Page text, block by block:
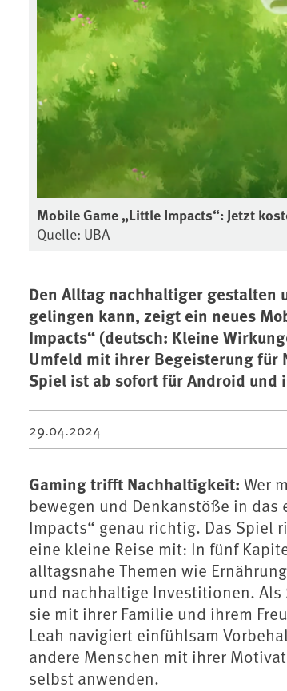
Mobile Game „Little Impacts“: Jetzt
Quelle: UBA
Den Alltag nachhaltiger gestalten
gelingen kann, zeigt ein neues
Impacts“ (deutsch: Kleine
Umfeld mit ihrer Begeisterung für
Spiel ist ab sofort für Android und
29.04.2024
Gaming trifft Nachhaltigkeit: Wer
bewegen und Denkanstöße in
Impacts“ genau richtig. Das Spiel
eine kleine Reise mit: In fünf
alltagsnahe Themen wie
und nachhaltige Investitionen.
sie mit ihrer Familie und ihrem
Leah navigiert einfühlsam
andere Menschen mit ihrer
selbst anwenden.